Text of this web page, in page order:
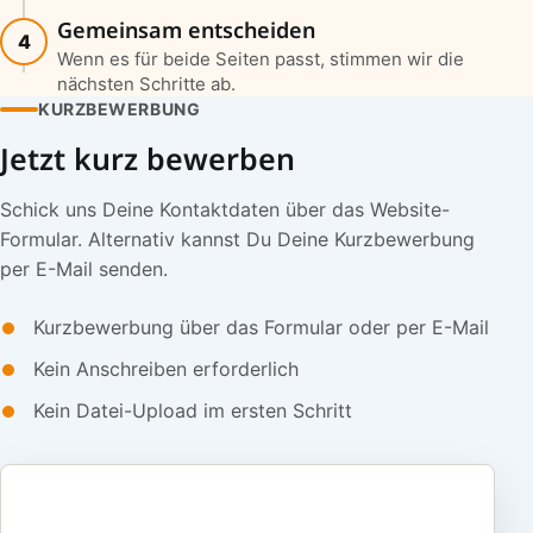
4 Gemeinsam entscheiden
Wenn es für beide Seiten passt, stimmen wir die
nächsten Schritte ab.
KURZBEWERBUNG
Jetzt kurz bewerben
Schick uns Deine Kontaktdaten über das Website-
Formular. Alternativ kannst Du Deine Kurzbewerbung
per E-Mail senden.
Kurzbewerbung über das Formular oder per E-Mail
Kein Anschreiben erforderlich
Kein Datei-Upload im ersten Schritt